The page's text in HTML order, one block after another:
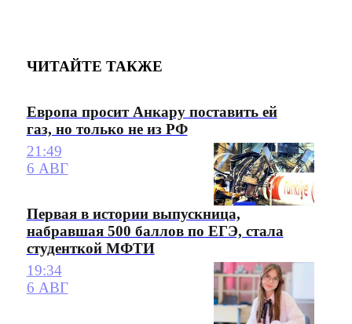
ЧИТАЙТЕ ТАКЖЕ
Европа просит Анкару поставить ей
газ, но только не из РФ
21:49
6 АВГ
Первая в истории выпускница,
набравшая 500 баллов по ЕГЭ, стала
студенткой МФТИ
19:34
6 АВГ